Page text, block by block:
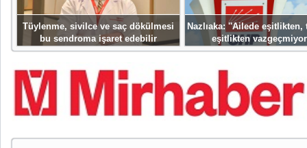
Tüylenme, sivilce ve saç dökülmesi
bu sendroma işaret edebilir
Nazlıaka: ''Ailede eşitlikten,
eşitlikten